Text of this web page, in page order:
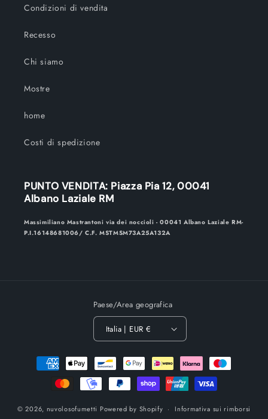
Condizioni di vendita
Recesso
Chi siamo
Mostre
home
Costi di spedizione
PUNTO VENDITA: Piazza Pia 12, 00041
Albano Laziale RM
Massimiliano Mastrantoni via dei noccioli - 00041 Albano Laziale RM-
P.I.16148681006/ C.F. MSTMSM73A25A132A
Paese/Area geografica
Italia | EUR €
Metodi
pagamento
© 2026, nuvolosofumetti Powered by Shopify Informativa sui rimborsi